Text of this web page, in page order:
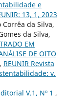
e
13, 1, 2023
Corrêa da Silva,
da Silva,
EM
DE OITO
, REUNIR Revista
v.
V.1, Nº 1 ,